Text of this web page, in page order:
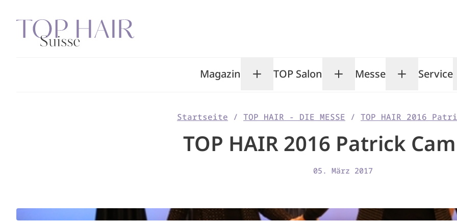
Inhalt
springen
Magazin Toggle Magazin submenu
TOP Salon Toggle TOP Salon
Messe ToggleService
Startseite / TOP HAIR - DIE MESSE / TOP HAIR 2016
TOP HAIR 2016 Patrick
05. März 2017